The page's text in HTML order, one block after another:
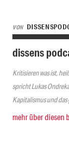
VON
dissens
Kritisieren was ist,
spricht Lukas
Kapitalismus und das
mehr über diesen